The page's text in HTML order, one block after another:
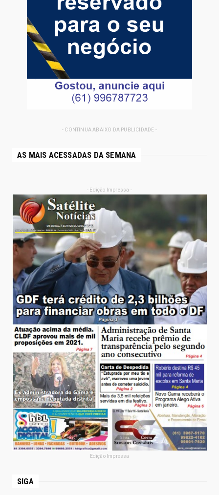
- CONTINUA ABAIXO DA PUBLICIDADE -
AS MAIS ACESSADAS DA SEMANA
- Edição Impressa -
Edição Impressa
SIGA